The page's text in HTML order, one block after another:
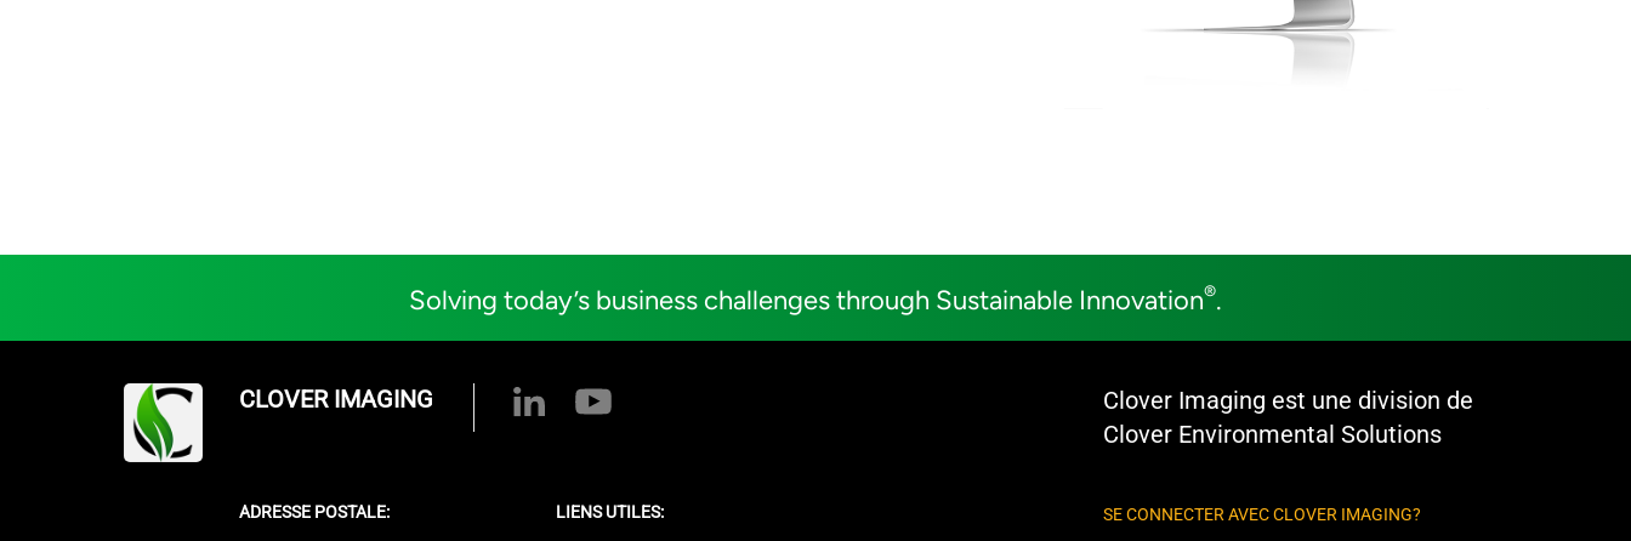
Solving today’s business challenges through Sustainable Innovation®.
CLOVER IMAGING
Clover Imaging est une division de
Clover Environmental Solutions
ADRESSE POSTALE: LIENS UTILES: SE CONNECTER AVEC CLOVER IMAGING?